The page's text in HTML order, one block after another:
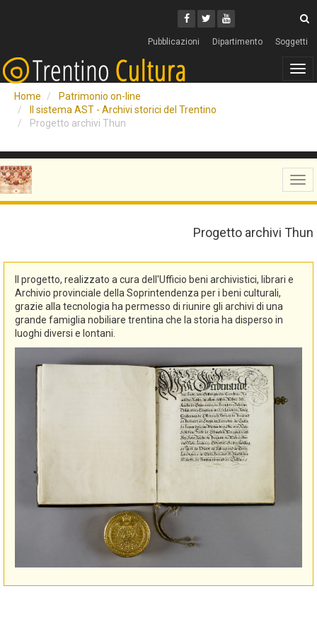
Facebook
Twitter
Youtube
Pubblicazioni Dipartimento Soggetti
Home
Patrimonio on-line
Il sistema AST - Archivi storici del Trentino
Progetto archivi Thun
Progetto archivi Thun
Il progetto, realizzato a cura dell'Ufficio beni archivistici, librari e
Archivio provinciale della Soprintendenza per i beni culturali,
grazie alla tecnologia ha permesso di riunire gli archivi di una
grande famiglia nobiliare trentina che la storia ha disperso in
luoghi diversi e lontani.